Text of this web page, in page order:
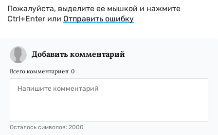
Пожалуйста, выделите ее мышкой и нажмите
Ctrl+Enter или Отправить ошибку
Добавить комментарий
Всего комментариев: 0
Осталось символов: 2000